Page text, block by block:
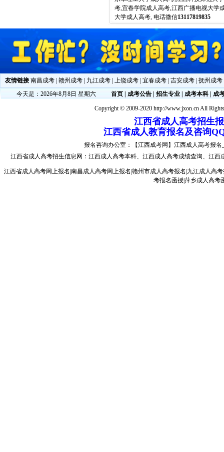
考,宜春学院成人高考,江西广播电视大学
大学成人高考, 电话微信13117819835
友情链接 南昌成考 赣州成考 九江成考 上饶成考 宜春成考 吉安成考 抚州成考
今天是：2026年8月8日 星期六
首页 成考公告 招生专业 成考本科| 成
Copyright © 2009-2020 http://www.jxon.cn All
江西省成人高考招生
江西省成人教育报名及咨询
报名咨询办公室：【江西成考网】江西成人高考报
江西省成人高考招生信息网： 江西成人高考本科、 江西成人高考成绩查询、 江西
江西省成人高考网上报名|南昌成人高考网上报名|赣州市成人高考报名|九江成人高
考报名函授|萍乡成人高考